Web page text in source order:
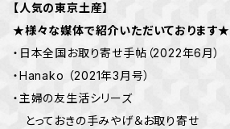
【人気の東京土産】
★様々な媒体で紹介いただいております★
・日本全国お取り寄せ手帖（2022年6月）
・Hanako （2021年3月号）
・主婦の友生活シリーズ
とっておきの手みやげ＆お取り寄せ